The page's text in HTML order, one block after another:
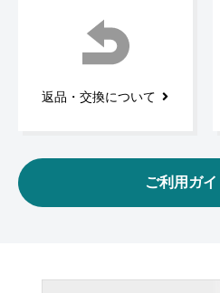
返品・交換について
ご利用ガ